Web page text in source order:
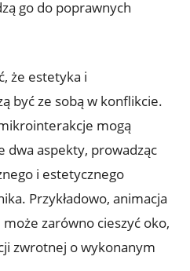
go do poprawnych
że estetyka i
być ze sobą w konflikcie.
mogą
dwa aspekty, prowadząc
i estetycznego
Przykładowo, animacja
zarówno cieszyć oko,
zwrotnej o wykonanym